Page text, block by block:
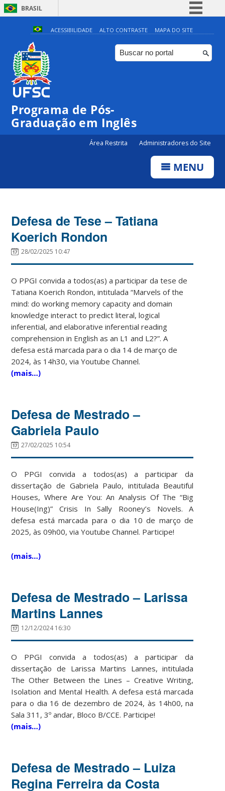
BRASIL
Simplifique!
Comunica BR
Participe
ACESSIBILIDADE ALTO CONTRASTE MAPA DO SITE
Programa de Pós-
Graduação em Inglês
Área Restrita Administradores do Site
MENU
Defesa de Tese – Tatiana
Koerich Rondon
28/02/2025 10:47
O PPGI convida a todos(as) a participar da tese de
Tatiana Koerich Rondon, intitulada “Marvels of the
mind: do working memory capacity and domain
knowledge interact to predict literal, logical
inferential, and elaborative inferential reading
comprehension in English as an L1 and L2?”. A
defesa está marcada para o dia 14 de março de
2024, às 14h30, via Youtube Channel.
(mais…)
Defesa de Mestrado –
Gabriela Paulo
27/02/2025 10:54
O PPGI convida a todos(as) a participar da
dissertação de Gabriela Paulo, intitulada Beautiful
Houses, Where Are You: An Analysis Of The “Big
House(Ing)” Crisis In Sally Rooney’s Novels. A
defesa está marcada para o dia 10 de março de
2025, às 09h00, via Youtube Channel. Participe!
(mais…)
Defesa de Mestrado – Larissa
Martins Lannes
12/12/2024 16:30
O PPGI convida a todos(as) a participar da
dissertação de Larissa Martins Lannes, intitulada
The Other Between the Lines – Creative Writing,
Isolation and Mental Health. A defesa está marcada
para o dia 16 de dezembro de 2024, às 14h00, na
Sala 311, 3º andar, Bloco B/CCE. Participe!
(mais…)
Defesa de Mestrado – Luiza
Regina Ferreira da Costa